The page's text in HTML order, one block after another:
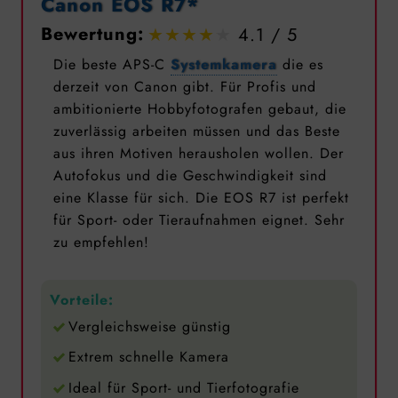
Bewertung: 4.1
Die beste APS-C Systemkamera die es
derzeit von Canon gibt. Für Profis und
ambitionierte Hobbyfotografen gebaut, die
zuverlässig arbeiten müssen und das Beste
aus ihren Motiven herausholen wollen. Der
Autofokus und die Geschwindigkeit sind
eine Klasse für sich. Die EOS R7 ist perfekt
für Sport- oder Tieraufnahmen eignet. Sehr
zu empfehlen!
Vorteile:
Vergleichsweise günstig
Extrem schnelle Kamera
Ideal für Sport- und Tierfotografie